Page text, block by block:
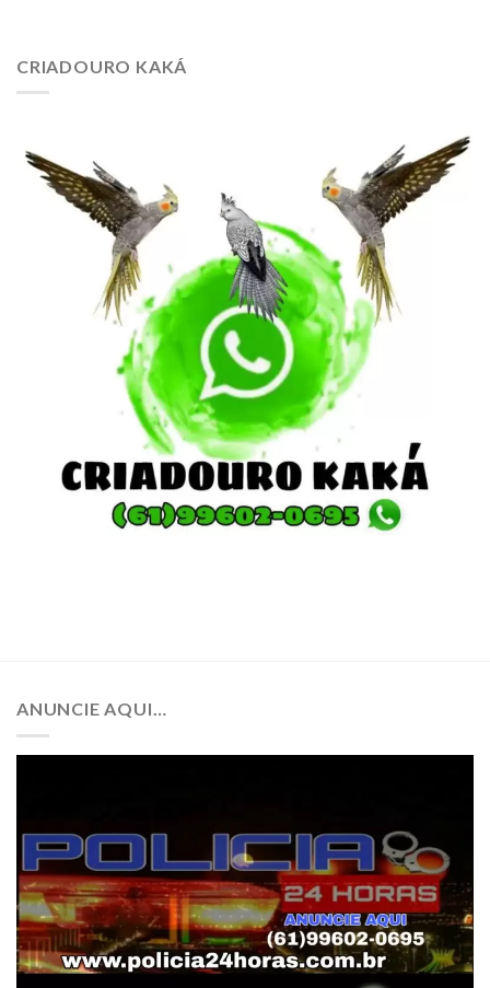
CRIADOURO KAKÁ
ANUNCIE AQUI…